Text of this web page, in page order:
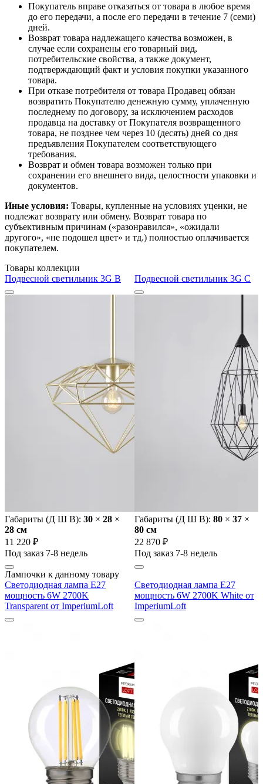
Покупатель вправе отказаться от товара в любое время
до его передачи, а после его передачи в течение 7 (семи)
дней.
Возврат товара надлежащего качества возможен, в
случае если сохранены его товарный вид,
потребительские свойства, а также документ,
подтверждающий факт и условия покупки указанного
товара.
При отказе потребителя от товара Продавец обязан
возвратить Покупателю денежную сумму, уплаченную
последнему по договору, за исключением расходов
продавца на доставку от Покупателя возвращенного
товара, не позднее чем через 10 (десять) дней со дня
предъявления Покупателем соответствующего
требования.
Возврат и обмен товара возможен только при
сохранении его внешнего вида, целостности упаковки и
документов.
Иные условия: Товары, купленные на условиях уценки, не
подлежат возврату или обмену. Возврат товара по
субъективным причинам («разонравился», «ожидали
другого», «не подошел цвет» и тд.) полностью оплачивается
покупателем.
Товары коллекции
Подвесной светильник 3G B
Габариты (Д Ш В): 30 × 28 ×
28 cм
11 220 ₽
Под заказ 7-8 недель
Подвесной светильник 3G C
Габариты (Д Ш В): 80 × 37 ×
80 cм
22 870 ₽
Под заказ 7-8 недель
Лампочки к данному товару
Светодиодная лампа E27
мощность 6W 2700K
Transparent от ImperiumLoft
Светодиодная лампа E27
мощность 6W 2700K White от
ImperiumLoft